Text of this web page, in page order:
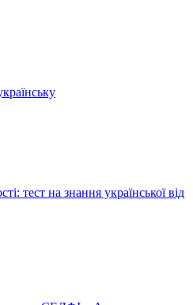
тест на знання української від